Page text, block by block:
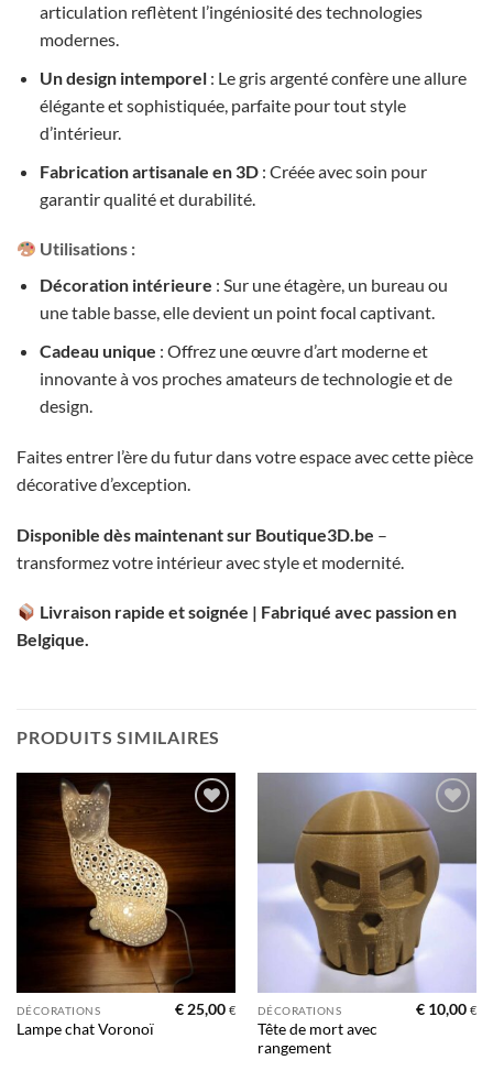
articulation reflètent l’ingéniosité des technologies
modernes.
Un design intemporel: Le gris argenté confère une allure
élégante et sophistiquée, parfaite pour tout style
d’intérieur.
Fabrication artisanale en 3D: Créée avec soin pour
garantir qualité et durabilité.
Utilisations :
Décoration intérieure : Sur une étagère, un bureau ou
une table basse, elle devient un point focal captivant.
Cadeau unique : Offrez une œuvre d’art moderne et
innovante à vos proches amateurs de technologie et de
design.
Faites entrer l’ère du futur dans votre espace avec cette pièce
décorative d’exception.
Disponible dès maintenant sur Boutique3D.be –
transformez votre intérieur avec style et modernité.
Livraison rapide et soignée | Fabriqué avec passion en
Belgique.
PRODUITS SIMILAIRES
DÉCORATIONS
Lampe chat Voronoï
€ 25,00 €
Ajouter
à la liste
d’envies
DÉCORATIONS
Tête de mort avec
rangement
€ 10,00 €